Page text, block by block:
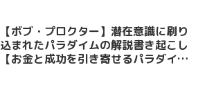
【ボブ・プロクター】潜在意識に刷り
込まれたパラダイムの解説書き起こし
【お金と成功を引き寄せるパラダイム